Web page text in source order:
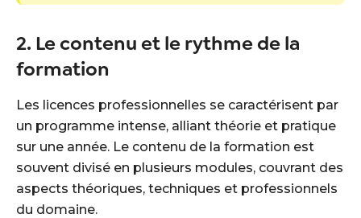
2. Le contenu et le rythme de la
formation
Les licences professionnelles se caractérisent par
un programme intense, alliant théorie et pratique
sur une année. Le contenu de la formation est
souvent divisé en plusieurs modules, couvrant des
aspects théoriques, techniques et professionnels
du domaine.